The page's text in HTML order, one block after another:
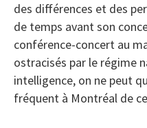
des différences et des
de temps avant son
conférence-concert au
ostracisés par le régime
intelligence, on ne peut
fréquent à Montréal de